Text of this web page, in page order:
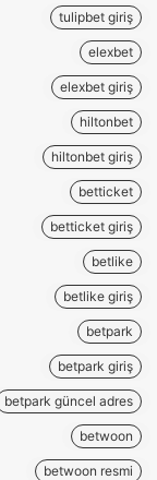
tulipbet giriş
elexbet
elexbet giriş
hiltonbet
hiltonbet giriş
betticket
betticket giriş
betlike
betlike giriş
betpark
betpark giriş
betpark güncel adres
betwoon
betwoon resmi